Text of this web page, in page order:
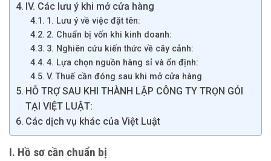
IV. Các lưu ý khi mở cửa hàng
1. Lưu ý về việc đặt tên:
2. Chuẩn bị vốn khi kinh doanh:
3. Nghiên cứu kiến thức về cây cảnh:
4. Lựa chọn nguồn hàng sỉ và ổn định:
V. Thuế cần đóng sau khi mở cửa hàng
HỖ TRỢ SAU KHI THÀNH LẬP CÔNG TY TRỌN GÓI
TẠI VIỆT LUẬT:
Các dịch vụ khác của Việt Luật
I. Hồ sơ cần chuẩn bị